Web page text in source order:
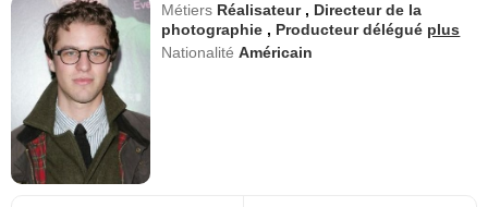
Métiers Réalisateur , Directeur de la
photographie , Producteur délégué plus
NationalitéAméricain